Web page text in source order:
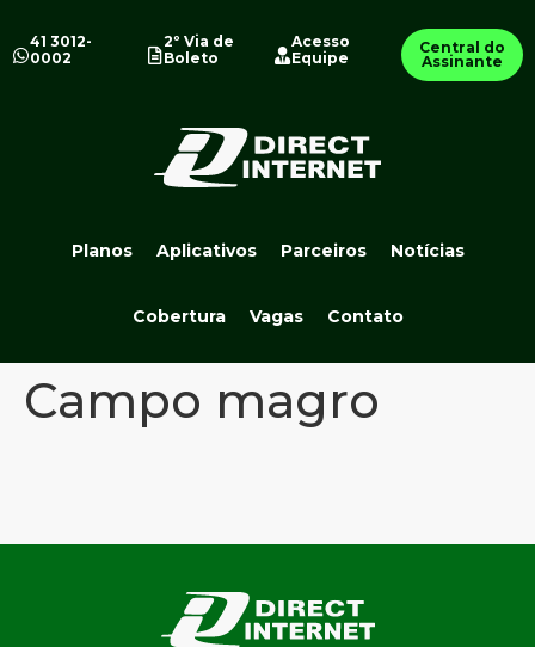
41 3012-
0002
2º Via de
Boleto
Acesso
Equipe
Central do
Assinante
Planos Aplicativos Parceiros Notícias
Cobertura Vagas Contato
Campo magro